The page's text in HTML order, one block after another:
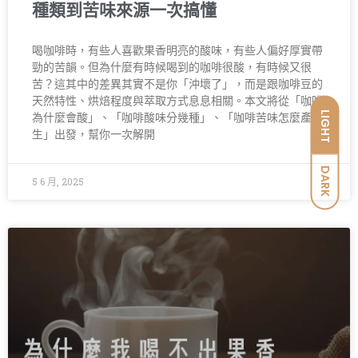
LIGHT
DARK
種類到苦味來源一次搞懂
喝咖啡時，有些人喜歡果香明亮的酸味，有些人偏好厚實帶
勁的苦韻。但為什麼有時候喝到的咖啡很酸，有時候又很
苦？這其中的差異其實不是你「沖壞了」，而是跟咖啡豆的
天然特性、烘焙程度與萃取方式息息相關。本文將從「咖啡
為什麼會酸」、「咖啡酸味分幾種」、「咖啡苦味怎麼產
生」出發，幫你一次解開
5 6 月, 2025